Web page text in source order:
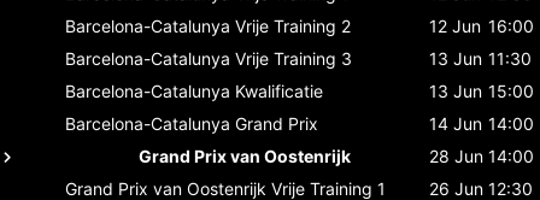
Barcelona-Catalunya Vrije Training 2 12 Jun 16:00
Barcelona-Catalunya Vrije Training 3 13 Jun 11:30
Barcelona-Catalunya Kwalificatie 13 Jun 15:00
Barcelona-Catalunya Grand Prix 14 Jun 14:00
Grand Prix van Oostenrijk
28 Jun 14:00
Grand Prix van Oostenrijk Vrije Training 1 26 Jun 12:30